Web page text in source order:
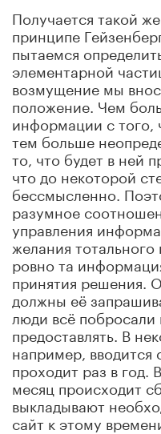
Получается такой
принципе
пытаемся
элементарной
возмущение мы
положение. Чем
информации с того,
тем больше
то, что будет в ней
что до некоторой
бессмысленно.
разумное
управления
желания
ровно та
принятия решения.
должны её
люди всё побросали
предоставлять. В
например, вводится
проходит раз в год.
месяц происходит
выкладывают
сайт к этому